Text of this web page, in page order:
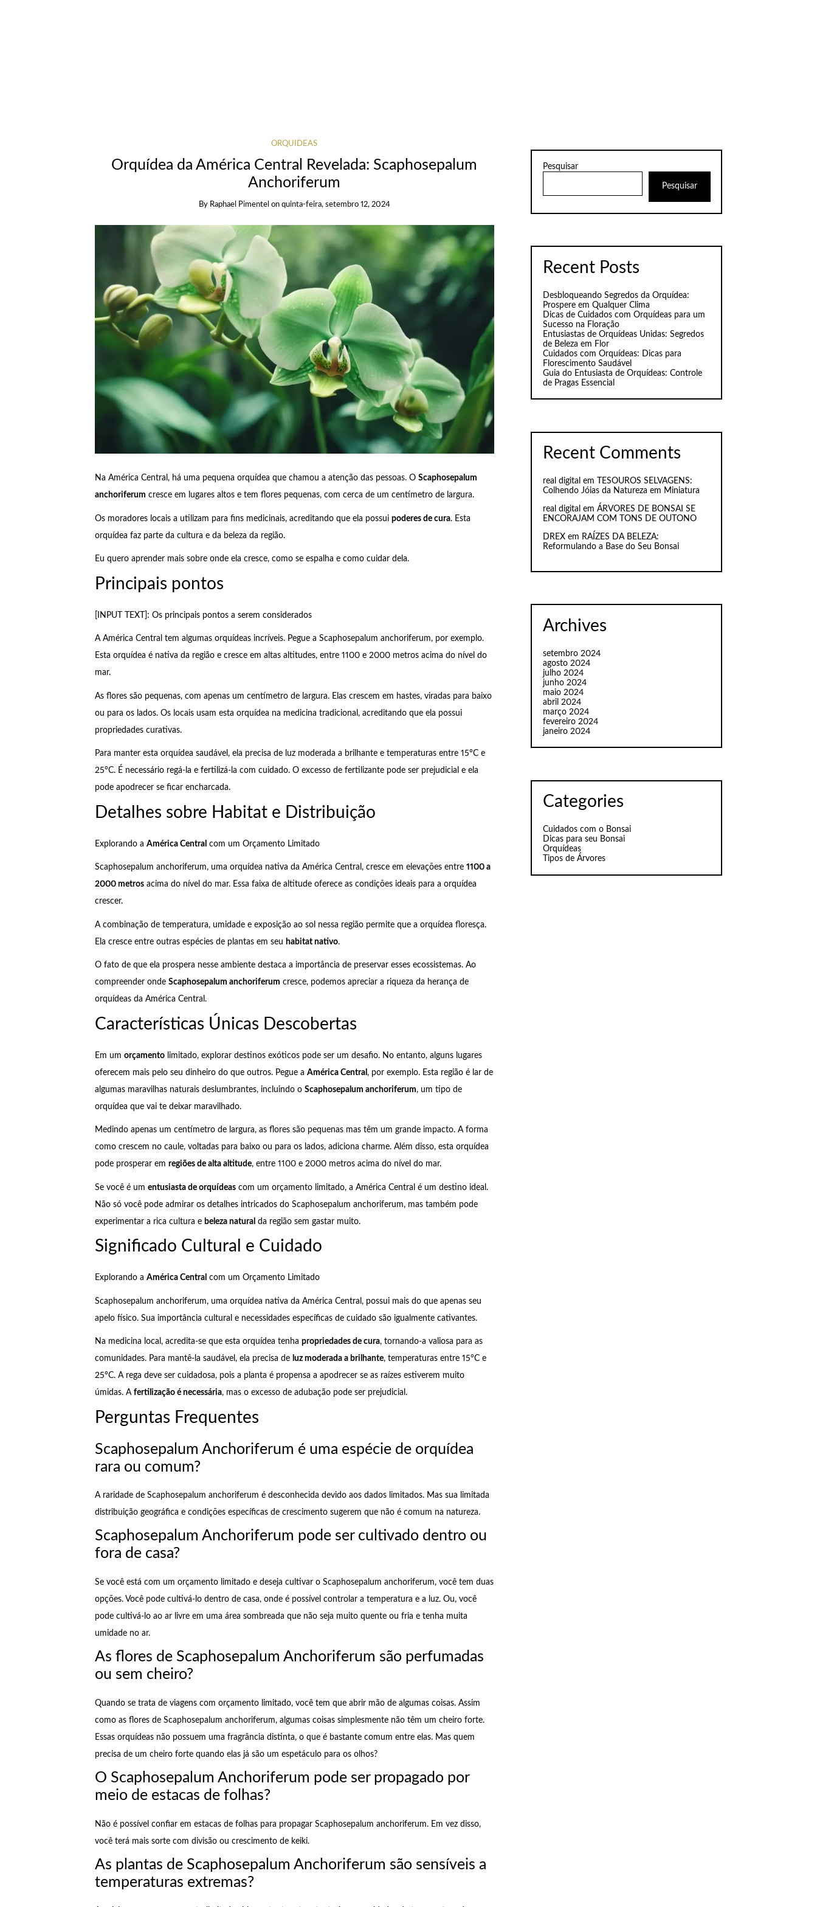
ORQUÍDEAS
Orquídea da América Central Revelada: Scaphosepalum
Anchoriferum
By Raphael Pimentel on quinta-feira, setembro 12, 2024
Na América Central, há uma pequena orquídea que chamou a atenção das pessoas. O Scaphosepalum
anchoriferum cresce em lugares altos e tem flores pequenas, com cerca de um centímetro de largura.
Os moradores locais a utilizam para fins medicinais, acreditando que ela possui poderes de cura. Esta
orquídea faz parte da cultura e da beleza da região.
Eu quero aprender mais sobre onde ela cresce, como se espalha e como cuidar dela.
Principais pontos
[INPUT TEXT]: Os principais pontos a serem considerados
A América Central tem algumas orquídeas incríveis. Pegue a Scaphosepalum anchoriferum, por exemplo.
Esta orquídea é nativa da região e cresce em altas altitudes, entre 1100 e 2000 metros acima do nível do
mar.
As flores são pequenas, com apenas um centímetro de largura. Elas crescem em hastes, viradas para baixo
ou para os lados. Os locais usam esta orquídea na medicina tradicional, acreditando que ela possui
propriedades curativas.
Para manter esta orquídea saudável, ela precisa de luz moderada a brilhante e temperaturas entre 15°C e
25°C. É necessário regá-la e fertilizá-la com cuidado. O excesso de fertilizante pode ser prejudicial e ela
pode apodrecer se ficar encharcada.
Detalhes sobre Habitat e Distribuição
Explorando a América Central com um Orçamento Limitado
Scaphosepalum anchoriferum, uma orquídea nativa da América Central, cresce em elevações entre 1100 a
2000 metrosacima do nível do mar. Essa faixa de altitude oferece as condições ideais para a orquídea
crescer.
A combinação de temperatura, umidade e exposição ao sol nessa região permite que a orquídea floresça.
Ela cresce entre outras espécies de plantas em seu habitat nativo.
O fato de que ela prospera nesse ambiente destaca a importância de preservar esses ecossistemas. Ao
compreender onde Scaphosepalum anchoriferum cresce, podemos apreciar a riqueza da herança de
orquídeas da América Central.
Características Únicas Descobertas
Em um orçamentolimitado, explorar destinos exóticos pode ser um desafio. No entanto, alguns lugares
oferecem mais pelo seu dinheiro do que outros. Pegue a América Central , por exemplo. Esta região é lar de
algumas maravilhas naturais deslumbrantes, incluindo o Scaphosepalum anchoriferum, um tipo de
orquídea que vai te deixar maravilhado.
Medindo apenas um centímetro de largura, as flores são pequenas mas têm um grande impacto. A forma
como crescem no caule, voltadas para baixo ou para os lados, adiciona charme. Além disso, esta orquídea
pode prosperar em regiões de alta altitude, entre 1100 e 2000 metros acima do nível do mar.
Se você é um entusiasta de orquídeascom um orçamento limitado, a América Central é um destino ideal.
Não só você pode admirar os detalhes intricados do Scaphosepalum anchoriferum, mas também pode
experimentar a rica cultura e beleza natural da região sem gastar muito.
Significado Cultural e Cuidado
Explorando a América Central com um Orçamento Limitado
Scaphosepalum anchoriferum, uma orquídea nativa da América Central, possui mais do que apenas seu
apelo físico. Sua importância cultural e necessidades específicas de cuidado são igualmente cativantes.
Na medicina local, acredita-se que esta orquídea tenha propriedades de cura, tornando-a valiosa para as
comunidades. Para mantê-la saudável, ela precisa de luz moderada a brilhante, temperaturas entre 15°C e
25°C. A rega deve ser cuidadosa, pois a planta é propensa a apodrecer se as raízes estiverem muito
úmidas. A fertilização é necessária, mas o excesso de adubação pode ser prejudicial.
Perguntas Frequentes
Scaphosepalum Anchoriferum é uma espécie de orquídea
rara ou comum?
A raridade de Scaphosepalum anchoriferum é desconhecida devido aos dados limitados. Mas sua limitada
distribuição geográfica e condições específicas de crescimento sugerem que não é comum na natureza.
Scaphosepalum Anchoriferum pode ser cultivado dentro ou
fora de casa?
Se você está com um orçamento limitado e deseja cultivar o Scaphosepalum anchoriferum, você tem duas
opções. Você pode cultivá-lo dentro de casa, onde é possível controlar a temperatura e a luz. Ou, você
pode cultivá-lo ao ar livre em uma área sombreada que não seja muito quente ou fria e tenha muita
umidade no ar.
As flores de Scaphosepalum Anchoriferum são perfumadas
ou sem cheiro?
Quando se trata de viagens com orçamento limitado, você tem que abrir mão de algumas coisas. Assim
como as flores de Scaphosepalum anchoriferum, algumas coisas simplesmente não têm um cheiro forte.
Essas orquídeas não possuem uma fragrância distinta, o que é bastante comum entre elas. Mas quem
precisa de um cheiro forte quando elas já são um espetáculo para os olhos?
O Scaphosepalum Anchoriferum pode ser propagado por
meio de estacas de folhas?
Não é possível confiar em estacas de folhas para propagar Scaphosepalum anchoriferum. Em vez disso,
você terá mais sorte com divisão ou crescimento de keiki.
As plantas de Scaphosepalum Anchoriferum são sensíveis a
temperaturas extremas?
Pesquisar
Pesquisar
Recent Posts
Desbloqueando Segredos da Orquídea:
Prospere em Qualquer Clima
Dicas de Cuidados com Orquídeas para um
Sucesso na Floração
Entusiastas de Orquídeas Unidas: Segredos
de Beleza em Flor
Cuidados com Orquídeas: Dicas para
Florescimento Saudável
Guia do Entusiasta de Orquídeas: Controle
de Pragas Essencial
Recent Comments
real digital em
TESOUROS SELVAGENS:
Colhendo Jóias da Natureza em Miniatura
real digital em ÁRVORES DE BONSAI SE
ENCORAJAM COM TONS DE OUTONO
DREXem RAÍZES DA BELEZA:
Reformulando a Base do Seu Bonsai
Archives
setembro 2024
agosto 2024
julho 2024
junho 2024
maio 2024
abril 2024
março 2024
fevereiro 2024
janeiro 2024
Categories
Cuidados com o Bonsai
Dicas para seu Bonsai
Orquídeas
Tipos de Árvores